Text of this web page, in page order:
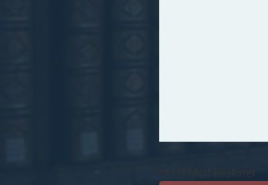
******Arif Keskiner